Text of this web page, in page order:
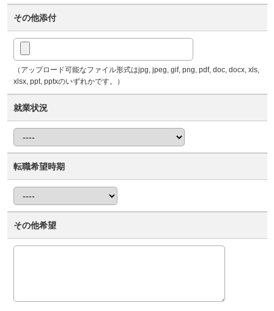
その他添付
（アップロード可能なファイル形式はjpg, jpeg, gif, png, pdf, doc, docx, xls,
xlsx, ppt, pptxのいずれかです。）
就業状況
転職希望時期
その他希望